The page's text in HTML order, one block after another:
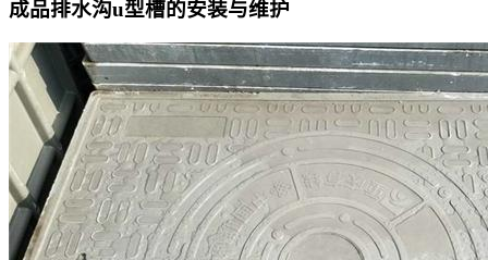
成品排水沟u型槽的安装与维护